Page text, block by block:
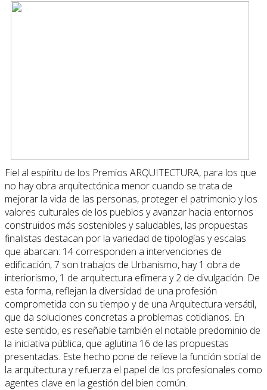
Fiel al espíritu de los Premios ARQUITECTURA, para los que
no hay obra arquitectónica menor cuando se trata de
mejorar la vida de las personas, proteger el patrimonio y los
valores culturales de los pueblos y avanzar hacia entornos
construidos más sostenibles y saludables, las propuestas
finalistas destacan por la variedad de tipologías y escalas
que abarcan: 14 corresponden a intervenciones de
edificación, 7 son trabajos de Urbanismo, hay 1 obra de
interiorismo, 1 de arquitectura efímera y 2 de divulgación. De
esta forma, reflejan la diversidad de una profesión
comprometida con su tiempo y de una Arquitectura versátil,
que da soluciones concretas a problemas cotidianos. En
este sentido, es reseñable también el notable predominio de
la iniciativa pública, que aglutina 16 de las propuestas
presentadas. Este hecho pone de relieve la función social de
la arquitectura y refuerza el papel de los profesionales como
agentes clave en la gestión del bien común.